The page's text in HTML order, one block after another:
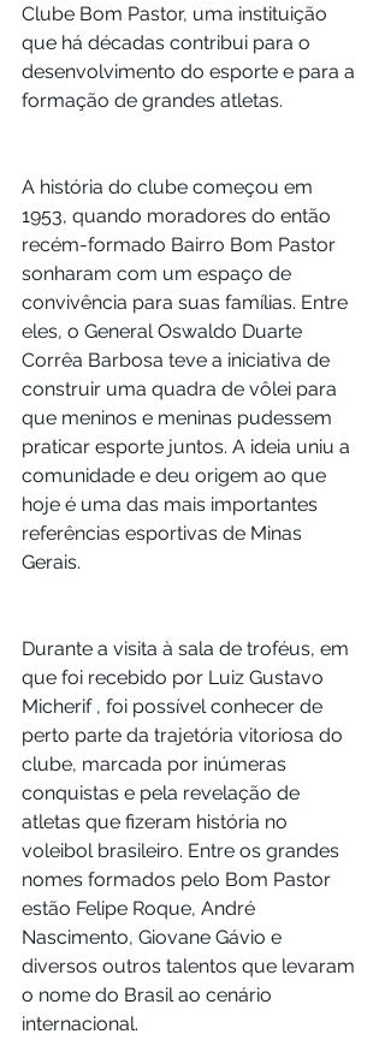
Clube Bom Pastor, uma instituição
que há décadas contribui para o
desenvolvimento do esporte e para a
formação de grandes atletas.
A história do clube começou em
1953, quando moradores do então
recém-formado Bairro Bom Pastor
sonharam com um espaço de
convivência para suas famílias. Entre
eles, o General Oswaldo Duarte
Corrêa Barbosa teve a iniciativa de
construir uma quadra de vôlei para
que meninos e meninas pudessem
praticar esporte juntos. A ideia uniu a
comunidade e deu origem ao que
hoje é uma das mais importantes
referências esportivas de Minas
Gerais.
Durante a visita à sala de troféus, em
que foi recebido por Luiz Gustavo
Micherif , foi possível conhecer de
perto parte da trajetória vitoriosa do
clube, marcada por inúmeras
conquistas e pela revelação de
atletas que fizeram história no
voleibol brasileiro. Entre os grandes
nomes formados pelo Bom Pastor
estão Felipe Roque, André
Nascimento, Giovane Gávio e
diversos outros talentos que levaram
o nome do Brasil ao cenário
internacional.